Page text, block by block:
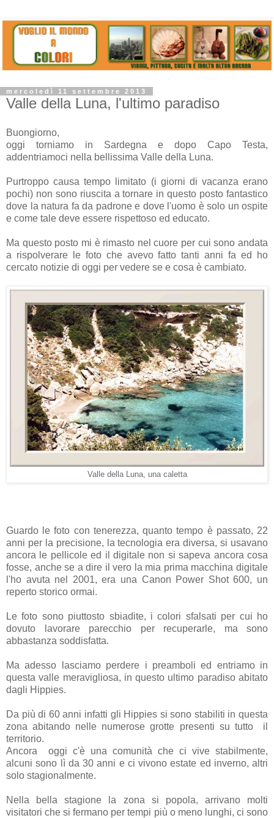
mercoledì 11 settembre 2013
Valle della Luna, l'ultimo paradiso
Buongiorno,
oggi torniamo in Sardegna e dopo Capo Testa,
addentriamoci nella bellissima Valle della Luna.
Purtroppo causa tempo limitato (i giorni di vacanza erano
pochi) non sono riuscita a tornare in questo posto fantastico
dove la natura fa da padrone e dove l'uomo è solo un ospite
e come tale deve essere rispettoso ed educato.
Ma questo posto mi è rimasto nel cuore per cui sono andata
a rispolverare le foto che avevo fatto tanti anni fa ed ho
cercato notizie di oggi per vedere se e cosa è cambiato.
Valle della Luna, una caletta
Guardo le foto con tenerezza, quanto tempo è passato, 22
anni per la precisione, la tecnologia era diversa, si usavano
ancora le pellicole ed il digitale non si sapeva ancora cosa
fosse, anche se a dire il vero la mia prima macchina digitale
l'ho avuta nel 2001, era una Canon Power Shot 600, un
reperto storico ormai.
Le foto sono piuttosto sbiadite, i colori sfalsati per cui ho
dovuto lavorare parecchio per recuperarle, ma sono
abbastanza soddisfatta.
Ma adesso lasciamo perdere i preamboli ed entriamo in
questa valle meravigliosa, in questo ultimo paradiso abitato
dagli Hippies.
Da più di 60 anni infatti gli Hippies si sono stabiliti in questa
zona abitando nelle numerose grotte presenti su tutto il
territorio.
Ancora oggi c'è una comunità che ci vive stabilmente,
alcuni sono lì da 30 anni e ci vivono estate ed inverno, altri
solo stagionalmente.
Nella bella stagione la zona si popola, arrivano molti
visitatori che si fermano per tempi più o meno lunghi, ci sono